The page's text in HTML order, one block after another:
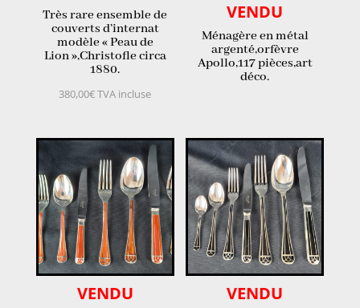
Très rare ensemble de
couverts d’internat
modèle « Peau de
Lion »,Christofle circa
1880.
380,00€TVA incluse
VENDU
Ménagère en métal
argenté,orfèvre
Apollo,117 pièces,art
déco.
VENDU VENDU